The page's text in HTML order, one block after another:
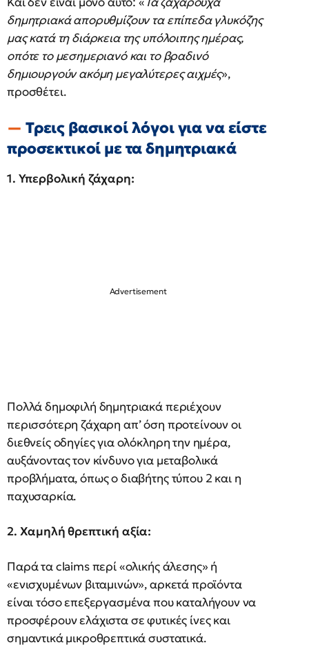
δημητριακά απορυθμίζουν τα επίπεδα γλυκόζης
μας κατά τη διάρκεια της υπόλοιπης ημέρας,
οπότε το μεσημεριανό και το βραδινό
δημιουργούν ακόμη μεγαλύτερες αιχμές»,
προσθέτει.
Τρεις βασικοί λόγοι για να είστε
προσεκτικοί με τα δημητριακά
1. Υπερβολική ζάχαρη:
Πολλά δημοφιλή δημητριακά περιέχουν
περισσότερη ζάχαρη απ’ όση προτείνουν οι
διεθνείς οδηγίες για ολόκληρη την ημέρα,
αυξάνοντας τον κίνδυνο για μεταβολικά
προβλήματα, όπως ο διαβήτης τύπου 2 και η
παχυσαρκία.
2. Χαμηλή θρεπτική αξία:
Παρά τα claims περί «ολικής άλεσης» ή
«ενισχυμένων βιταμινών», αρκετά προϊόντα
είναι τόσο επεξεργασμένα που καταλήγουν να
προσφέρουν ελάχιστα σε φυτικές ίνες και
σημαντικά μικροθρεπτικά συστατικά.